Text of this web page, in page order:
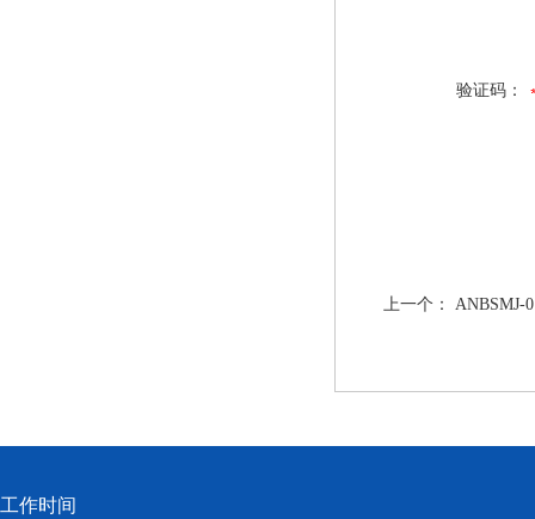
验证码：
上一个： ANBSMJ-
工作时间